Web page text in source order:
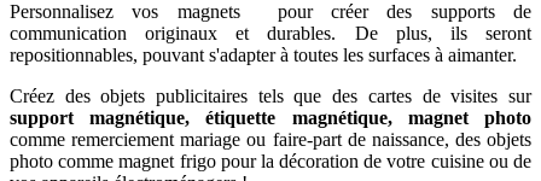
Personnalisez vos magnets pour créer des supports de
communication originaux et durables. De plus, ils seront
repositionnables, pouvant s'adapter à toutes les surfaces à aimanter.
Créez des objets publicitaires tels que des cartes de visites sur
support magnétique, étiquette magnétique, magnet photo
comme remerciement mariage ou faire-part de naissance, des objets
photo comme magnet frigo pour la décoration de votre cuisine ou de